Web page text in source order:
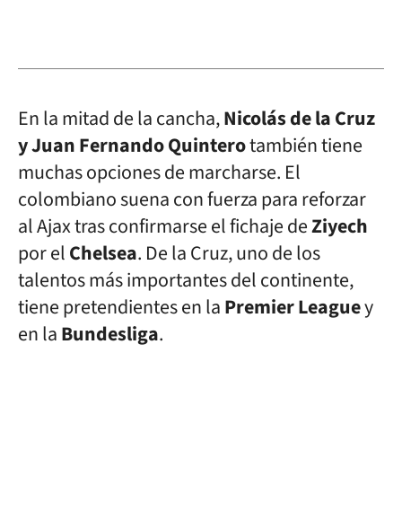
En la mitad de la cancha,Nicolás de la Cruz
y Juan Fernando Quinterotambién tiene
muchas opciones de marcharse. El
colombiano suena con fuerza para reforzar
al Ajax tras confirmarse el fichaje deZiyech
por elChelsea. De la Cruz, uno de los
talentos más importantes del continente,
tiene pretendientes en laPremier Leaguey
en laBundesliga.